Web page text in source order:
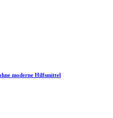
moderne Hilfsmittel